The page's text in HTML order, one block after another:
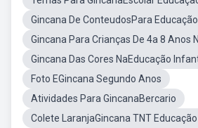
Gincana De ConteudosPara
Gincana Para Crianças De 4a 8 Anos
Gincana Das Cores NaEducação
Foto EGincana Segundo Anos
Atividades Para GincanaBercario
Colete LaranjaGincana TNT